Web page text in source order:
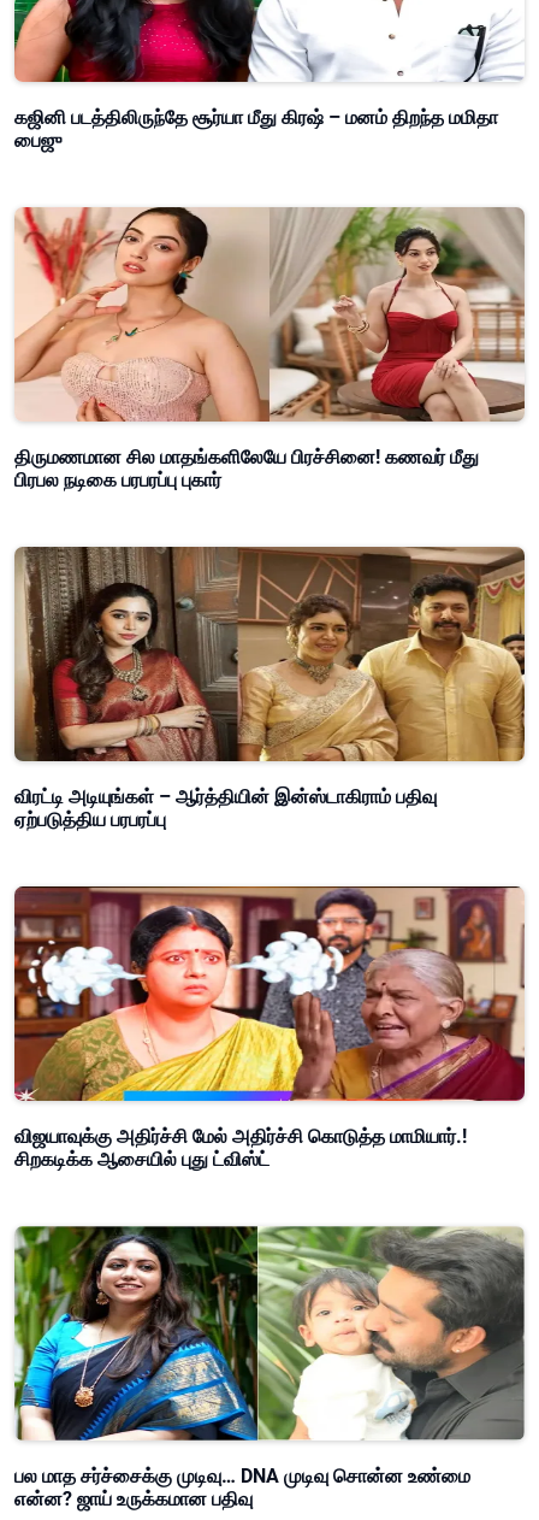
கஜினி படத்திலிருந்தே சூர்யா மீது கிரஷ் – மனம் திறந்த மமிதா
பைஜு
திருமணமான சில மாதங்களிலேயே பிரச்சினை! கணவர் மீது
பிரபல நடிகை பரபரப்பு புகார்
விரட்டி அடியுங்கள் – ஆர்த்தியின் இன்ஸ்டாகிராம் பதிவு
ஏற்படுத்திய பரபரப்பு
விஜயாவுக்கு அதிர்ச்சி மேல் அதிர்ச்சி கொடுத்த மாமியார்.!
சிறகடிக்க ஆசையில் புது ட்விஸ்ட்
பல மாத சர்ச்சைக்கு முடிவு… DNA முடிவு சொன்ன உண்மை
என்ன? ஜாய் உருக்கமான பதிவு